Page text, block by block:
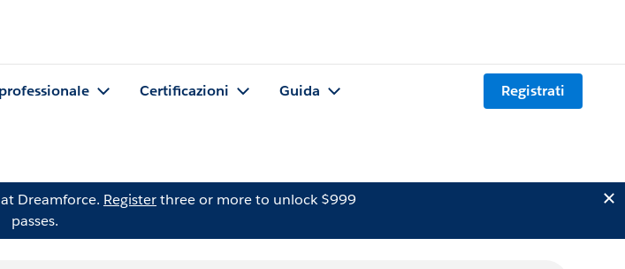
Certificazioni Guida Registrati
Dreamforce. Registerthree or more to unlock $999
passes.